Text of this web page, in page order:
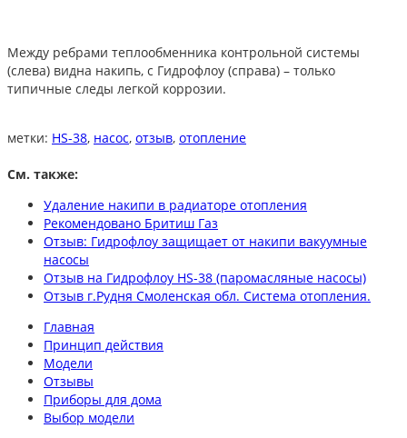
Между ребрами теплообменника контрольной системы
(слева) видна накипь, с Гидрофлоу (справа) – только
типичные следы легкой коррозии.
метки: HS-38, насос, отзыв, отопление
См. также:
Удаление накипи в радиаторе отопления
Рекомендовано Бритиш Газ
Отзыв: Гидрофлоу защищает от накипи вакуумные
насосы
Отзыв на Гидрофлоу HS-38 (паромасляные насосы)
Отзыв г.Рудня Смоленская обл. Система отопления.
Главная
Принцип действия
Модели
Отзывы
Приборы для дома
Выбор модели